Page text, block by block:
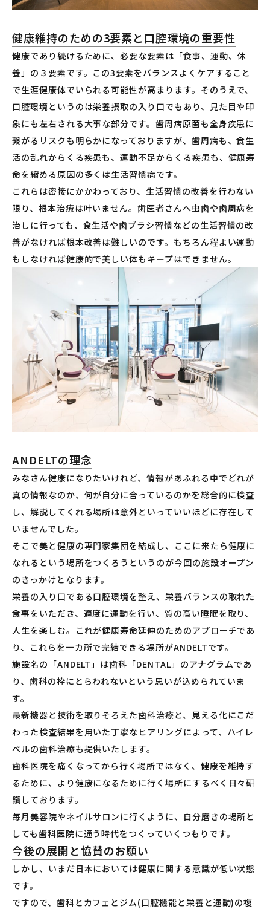
健康維持のための3要素と口腔環境の重要性
健康であり続けるために、必要な要素は「食事、運動、休
養」の３要素です。この3要素をバランスよくケアすること
で生涯健康体でいられる可能性が高まります。そのうえで、
口腔環境というのは栄養摂取の入り口でもあり、見た目や印
象にも左右される大事な部分です。歯周病原菌も全身疾患に
繋がるリスクも明らかになっておりますが、歯周病も、食生
活の乱れからくる疾患も、運動不足からくる疾患も、健康寿
命を縮める原因の多くは生活習慣病です。
これらは密接にかかわっており、生活習慣の改善を行わない
限り、根本治療は叶いません。歯医者さんへ虫歯や歯周病を
治しに行っても、食生活や歯ブラシ習慣などの生活習慣の改
善がなければ根本改善は難しいのです。もちろん程よい運動
もしなければ健康的で美しい体もキープはできません。
ANDELTの理念
みなさん健康になりたいけれど、情報があふれる中でどれが
真の情報なのか、何が自分に合っているのかを総合的に検査
し、解説してくれる場所は意外といっていいほどに存在して
いませんでした。
そこで美と健康の専門家集団を結成し、ここに来たら健康に
なれるという場所をつくろうというのが今回の施設オープン
のきっかけとなります。
栄養の入り口である口腔環境を整え、栄養バランスの取れた
食事をいただき、適度に運動を行い、質の高い睡眠を取り、
人生を楽しむ。これが健康寿命延伸のためのアプローチであ
り、これらを一カ所で完結できる場所がANDELTです。
施設名の「ANDELT」は歯科「DENTAL」のアナグラムであ
り、歯科の枠にとらわれないという思いが込められていま
す。
最新機器と技術を取りそろえた歯科治療と、見える化にこだ
わった検査結果を用いた丁寧なヒアリングによって、ハイレ
ベルの歯科治療も提供いたします。
歯科医院を痛くなってから行く場所ではなく、健康を維持す
るために、より健康になるために行く場所にするべく日々研
鑽しております。
毎月美容院やネイルサロンに行くように、自分磨きの場所と
しても歯科医院に通う時代をつくっていくつもりです。
今後の展開と協賛のお願い
しかし、いまだ日本においては健康に関する意識が低い状態
です。
ですので、歯科とカフェとジム(口腔機能と栄養と運動)の複